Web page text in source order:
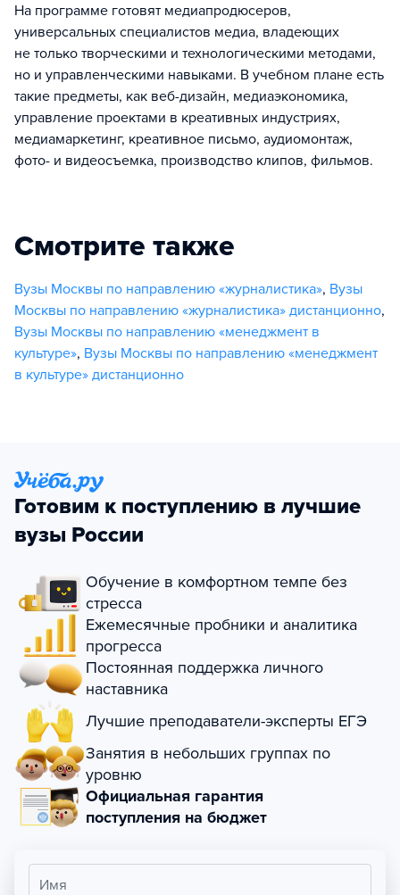
На программе готовят медиапродюсеров,
универсальных специалистов медиа, владеющих
не только творческими и технологическими методами,
но и управленческими навыками. В учебном плане есть
такие предметы, как веб-дизайн, медиаэкономика,
управление проектами в креативных индустриях,
медиамаркетинг, креативное письмо, аудиомонтаж,
фото- и видеосъемка, производство клипов, фильмов.
Смотрите также
Вузы Москвы по направлению «журналистика», Вузы
Москвы по направлению «журналистика» дистанционно,
Вузы Москвы по направлению «менеджмент в
культуре», Вузы Москвы по направлению «менеджмент
в культуре» дистанционно
Готовим к поступлению в лучшие
вузы России
Обучение в комфортном темпе без
стресса
Ежемесячные пробники и аналитика
прогресса
Постоянная поддержка личного
наставника
Лучшие преподаватели-эксперты ЕГЭ
Занятия в небольших группах по
уровню
Официальная гарантия
поступления на бюджет
Имя